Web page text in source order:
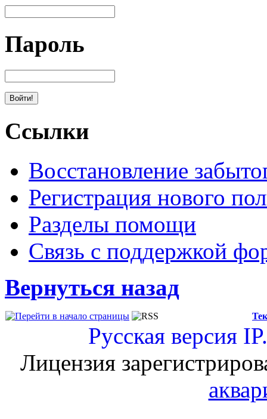
Пароль
Ссылки
Восстановление
Регистрация нового
Разделы помощи
Связь с поддержкой
Вернуться назад
Русская версия
Лицензия